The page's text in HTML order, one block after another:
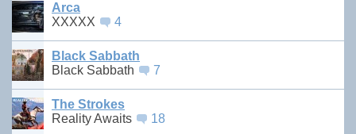
Arca
XXXXX
4
Black Sabbath
Black Sabbath
7
The Strokes
Reality Awaits
18